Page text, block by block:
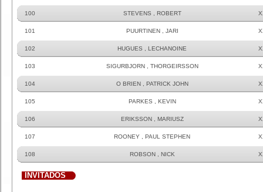
100 STEVENS , ROBERT
101 PUURTINEN , JARI
102 HUGUES , LECHANOINE
103 SIGURBJORN , THORGEIRSSON
104 O BRIEN , PATRICK JOHN
105 PARKES , KEVIN
106 ERIKSSON , MARIUSZ
107 ROONEY , PAUL STEPHEN
108 ROBSON , NICK
INVITADOS